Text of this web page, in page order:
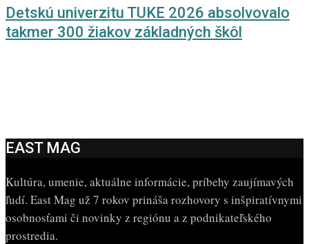
Detskú univerzitu TUKE 2026 absolvovalo
takmer 300 žiakov základných škôl
EAST MAG
Kultúra, umenie, aktuálne informácie, príbehy zaujímavých
ľudí. East Mag už 7 rokov prináša rozhovory s inšpiratívnymi
osobnosťami či novinky z regiónu a z podnikateľského
prostredia.